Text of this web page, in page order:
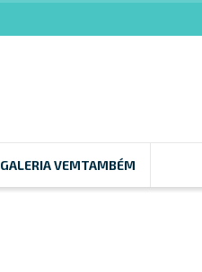
GALERIA VEMTAMBÉM